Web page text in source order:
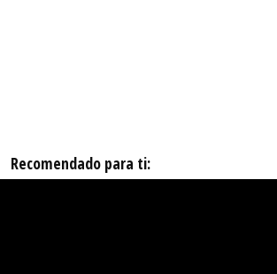
Recomendado para ti: